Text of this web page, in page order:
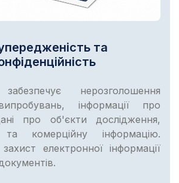
та
нерозголошення
інформації про
про об'єкти дослідження,
та комерційну інформацію.
електронної інформації